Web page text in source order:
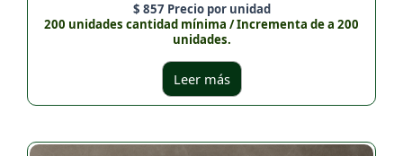
$ 857 Precio por unidad
200 unidades cantidad mínima / Incrementa de a 200
unidades.
Leer más